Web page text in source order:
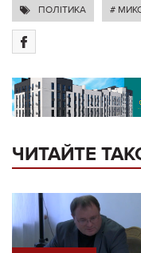
ПОЛІТИКА #
ЧИТАЙТЕ